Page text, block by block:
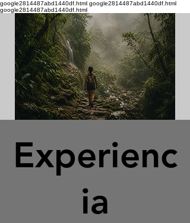
google2814487abd1440df.html google2814487abd1440df.html
google2814487abd1440df.html
Experienc
ia